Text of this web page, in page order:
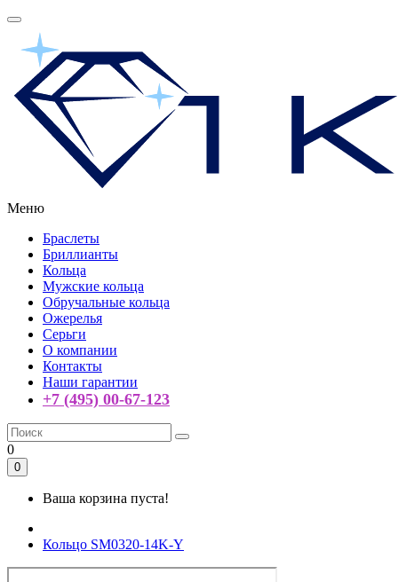
Меню
Браслеты
Бриллианты
Кольца
Мужские кольца
Обручальные кольца
Ожерелья
Серьги
О компании
Контакты
Наши гарантии
+7 (495) 00-67-123
0
0
Ваша корзина пуста!
Кольцо SM0320-14K-Y